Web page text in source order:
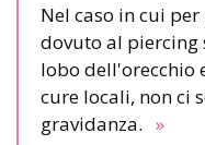
Nel caso in cui
dovuto al piercing
lobo dell'orecchio
cure locali, non ci
gravidanza. »